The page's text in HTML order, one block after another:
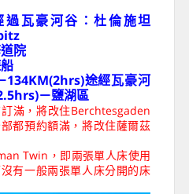
過瓦豪河谷：杜倫施坦
院
134KM(2hrs)途經瓦豪河
－鹽湖區
滿，將改住Berchtesgaden
都預約額滿，將改住薩爾茲
Twin，即兩張單人床使用
有一般兩張單人床分開的床